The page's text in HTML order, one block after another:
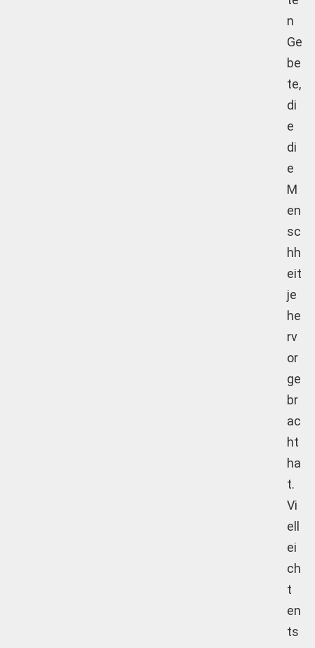
n
Ge
be
te,
di
e
di
e
M
en
sc
hh
eit
je
he
rv
or
ge
br
ac
ht
ha
t.
Vi
ell
ei
ch
t
en
ts